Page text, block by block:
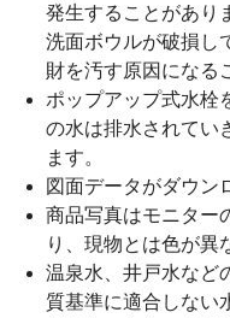
発生することがあり
洗面ボウルが破損し
財を汚す原因になる
ポップアップ式水栓
の水は排水されてい
ます。
図面データがダウン
商品写真はモニター
り、現物とは色が異
温泉水、井戸水など
質基準に適合しない